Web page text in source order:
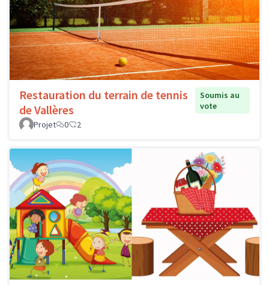
Restauration du terrain de tennis
de Vallères
Soumis au
vote
Projet
0 2